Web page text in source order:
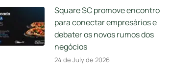
Square SC promove encontro
para conectar empresários e
debater os novos rumos dos
negócios
24 de July de 2026